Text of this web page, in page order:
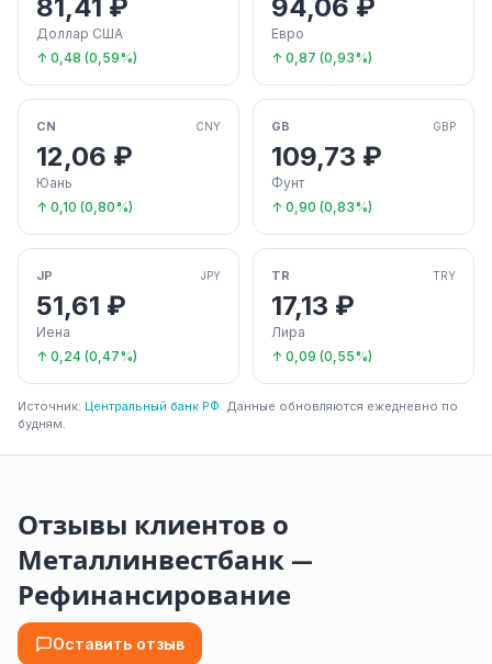
81,41 ₽
Доллар США
↑ 0,48 (0,59%)
94,06 ₽
Евро
↑ 0,87 (0,93%)
CN CNY
12,06 ₽
Юань
↑ 0,10 (0,80%)
GB GBP
109,73 ₽
Фунт
↑ 0,90 (0,83%)
JP JPY
51,61 ₽
Иена
↑ 0,24 (0,47%)
TR TRY
17,13 ₽
Лира
↑ 0,09 (0,55%)
Источник: Центральный банк РФ. Данные обновляются ежедневно по
будням.
Отзывы клиентов о
Металлинвестбанк —
Рефинансирование
Оставить отзыв